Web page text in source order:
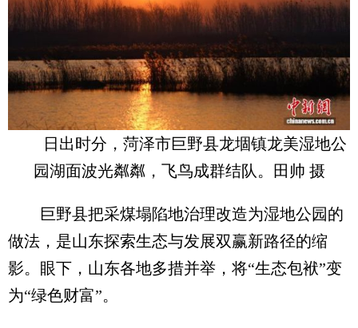
日出时分，菏泽市巨野县龙堌镇龙美湿地公
园湖面波光粼粼，飞鸟成群结队。田帅 摄
巨野县把采煤塌陷地治理改造为湿地公园的
做法，是山东探索生态与发展双赢新路径的缩
影。眼下，山东各地多措并举，将“生态包袱”变
为“绿色财富”。